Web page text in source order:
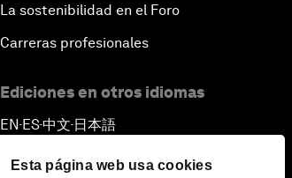
Esta página web usa cookies
La sostenibilidad en el Foro
Carreras profesionales
Ediciones en otros idiomas
EN ▪ES▪中文▪ 日本語